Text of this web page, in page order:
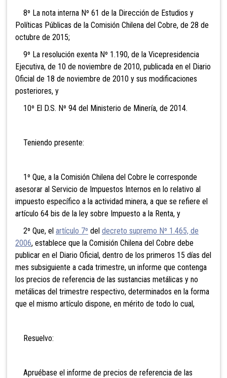
8º La nota interna Nº 61 de la Dirección de Estudios y
Políticas Públicas de la Comisión Chilena del Cobre, de 28 de
octubre de 2015;
9º La resolución exenta Nº 1.190, de la Vicepresidencia
Ejecutiva, de 10 de noviembre de 2010, publicada en el Diario
Oficial de 18 de noviembre de 2010 y sus modificaciones
posteriores, y
10º El D.S. Nº 94 del Ministerio de Minería, de 2014.
Teniendo presente:
1º Que, a la Comisión Chilena del Cobre le corresponde
asesorar al Servicio de Impuestos Internos en lo relativo al
impuesto específico a la actividad minera, a que se refiere el
artículo 64 bis de la ley sobre Impuesto a la Renta, y
2º Que, el artículo 7º del decreto supremo Nº 1.465, de
2006, establece que la Comisión Chilena del Cobre debe
publicar en el Diario Oficial, dentro de los primeros 15 días del
mes subsiguiente a cada trimestre, un informe que contenga
los precios de referencia de las sustancias metálicas y no
metálicas del trimestre respectivo, determinados en la forma
que el mismo artículo dispone, en mérito de todo lo cual,
Resuelvo:
Apruébase el informe de precios de referencia de las